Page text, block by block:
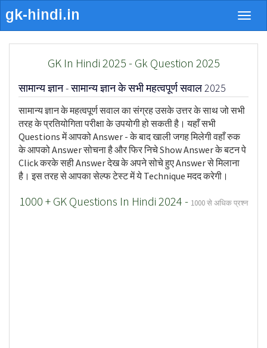
GK In Hindi 2025 - Gk Question 2025
सामान्य ज्ञान - सामान्य ज्ञान के सभी महत्वपूर्ण सवाल 2025
सामान्य ज्ञान के महत्वपूर्ण सवाल का संग्रह उसके उत्तर के साथ जो सभी
तरह के प्रतियोगिता परीक्षा के उपयोगी हो सकती है। यहाँ सभी
Questions में आपको Answer - के बाद खाली जगह मिलेगी वहाँ रुक
के आपको Answer सोचना है और फिर निचे Show Answer के बटन पे
Click करके सही Answer देख के अपने सोचे हुए Answer से मिलाना
है। इस तरह से आपका सेल्फ टेस्ट में ये Technique मदद करेगी।
1000 + GK Questions In Hindi 2024 - 1000 से अधिक प्रश्न